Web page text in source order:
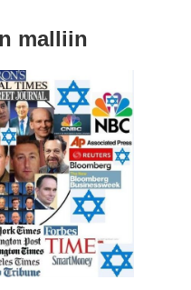
malliin